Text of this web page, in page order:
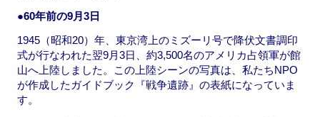
●60年前の9月3日
1945（昭和20）年、東京湾上のミズーリ号で降伏文書調印
式が行なわれた翌9月3日、約3,500名のアメリカ占領軍が館
山へ上陸しました。この上陸シーンの写真は、私たちNPO
が作成したガイドブック『戦争遺跡』の表紙になっていま
す。